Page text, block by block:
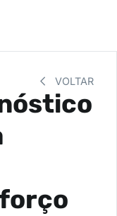
VOLTAR